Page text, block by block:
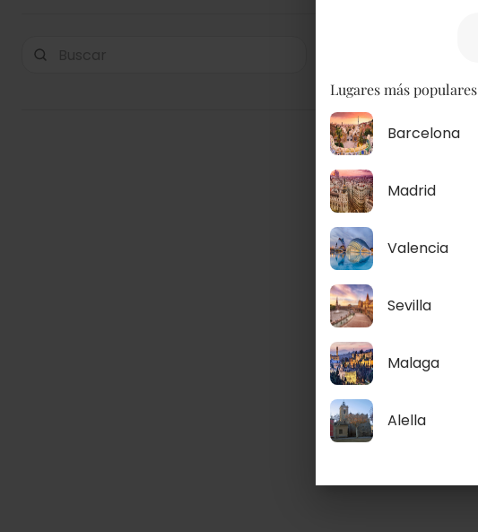
Lugares más populares
Barcelona
Madrid
Valencia
Sevilla
Malaga
Alella